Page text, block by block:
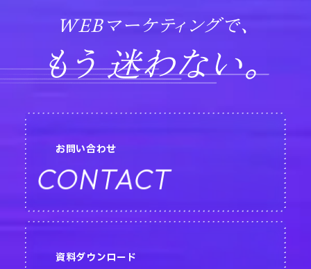
WEBマーケティングで、
もう 迷わない。
お問い合わせ
CONTACT
資料ダウンロード